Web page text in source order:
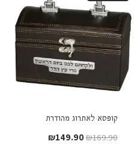
קופסא לאתרוג מהודרת
₪169.90
המחיר
₪149.90 המחיר